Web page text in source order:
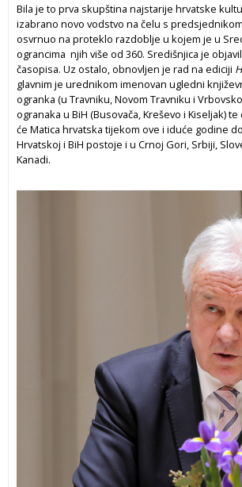
Bila je to prva skupština najstarije hrvatske
izabrano novo vodstvo na čelu s
osvrnuo na proteklo razdoblje u kojem je u
ograncima njih više od 360. Središnjica je
časopisa. Uz ostalo, obnovljen je rad na ediciji
glavnim je urednikom imenovan ugledni
ogranka (u Travniku, Novom Travniku i
ogranaka u BiH (Busovača, Kreševo i Kiseljak)
će Matica hrvatska tijekom ove i iduće godine
Hrvatskoj i BiH postoje i u Crnoj Gori, Srbiji,
Kanadi.